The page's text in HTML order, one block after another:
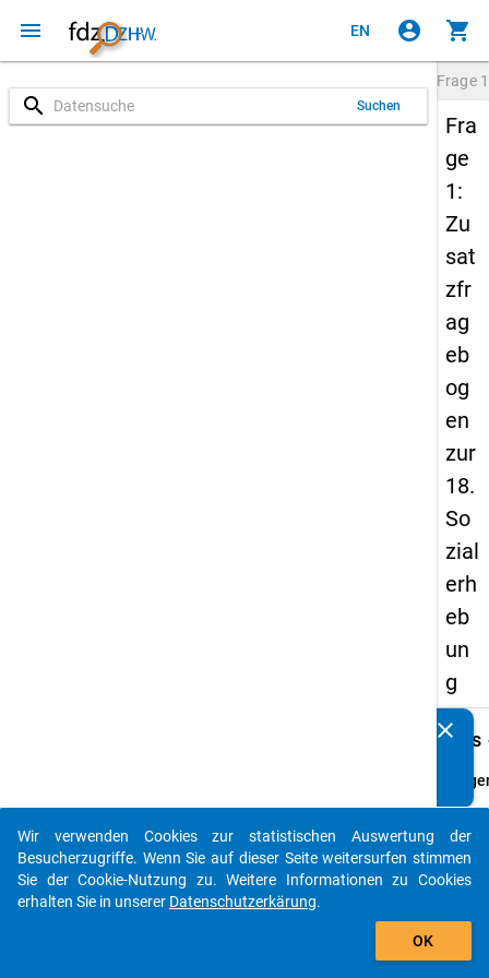
menu EN account_circle shopping_cart
search Suchen
Frage 1
Fra
ge
1:
Zu
sat
zfr
ag
eb
og
en
zur
18.
So
zial
erh
eb
un
g
Details
Wie
viele
haben
clear
auto_stories
add_shopping_cart
Wir verwenden Cookies zur statistischen Auswertung der
Besucherzugriffe. Wenn Sie auf dieser Seite weitersurfen stimmen
Sie der Cookie-Nutzung zu. Weitere Informationen zu Cookies
erhalten Sie in unserer Datenschutzerkärung.
OK